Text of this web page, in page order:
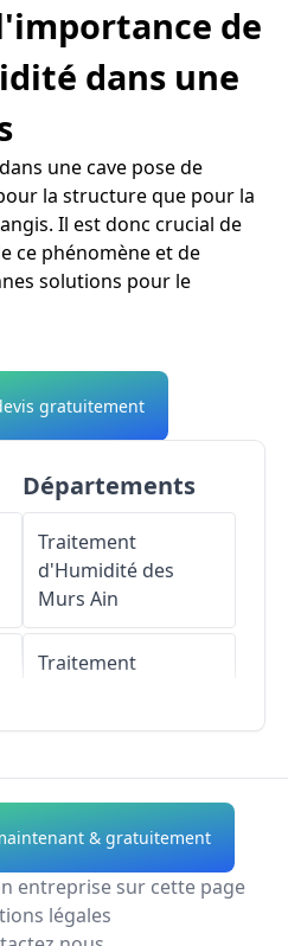
de
dans une
une cave pose de
la structure que pour la
Il est donc crucial de
ce phénomène et de
solutions pour le
gratuitement
Départements
Traitement
d'Humidité des
Murs Ain
Traitement
Traitement
d'Humidité des
Murs Allier
Traitement
d'Humidité des
& gratuitement
entreprise sur cette page
légales